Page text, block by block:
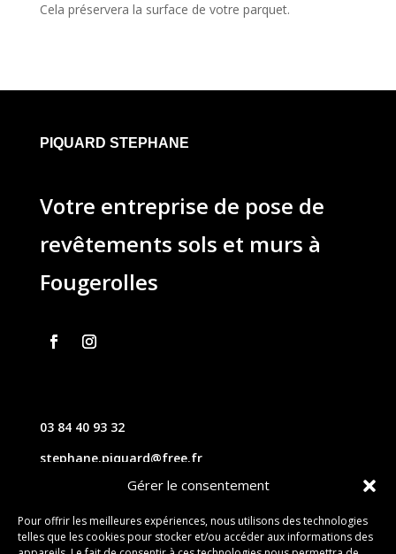
Gérer le consentement
Pour offrir les meilleures expériences, nous utilisons des technologies
telles que les cookies pour stocker et/ou accéder aux informations des
Cela préservera la surface de votre parquet.
PIQUARD STEPHANE
Votre entreprise de pose de
revêtements sols et murs à
Fougerolles
03 84 40 93 32
stephane.piquard@free.fr
61 les chavannes – 70220 FOUGEROLLES
Contact